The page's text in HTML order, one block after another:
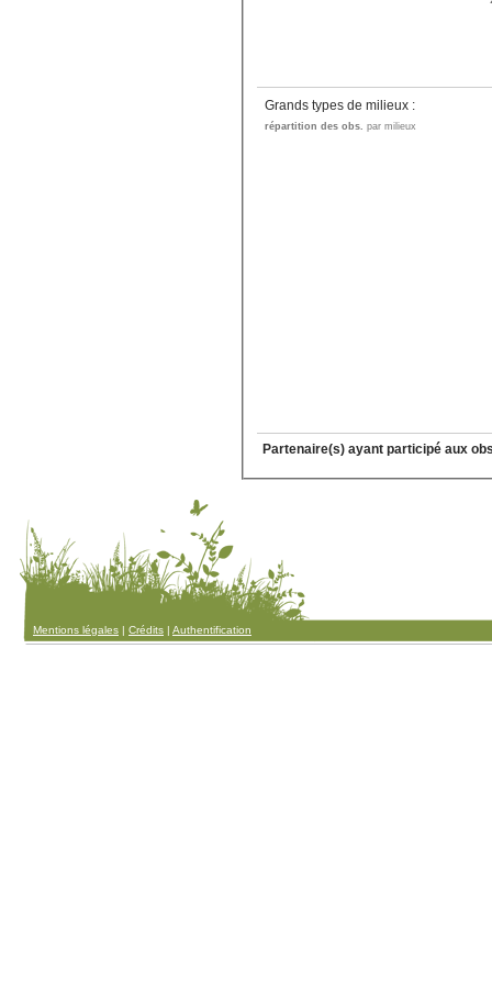
Grands types de milieux :
répartition des obs. par milieux
Partenaire(s) ayant participé aux
Mentions légales | Crédits | Authentification